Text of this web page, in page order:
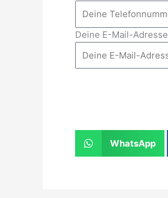
Deine E-Mail-Adresse
WhatsApp